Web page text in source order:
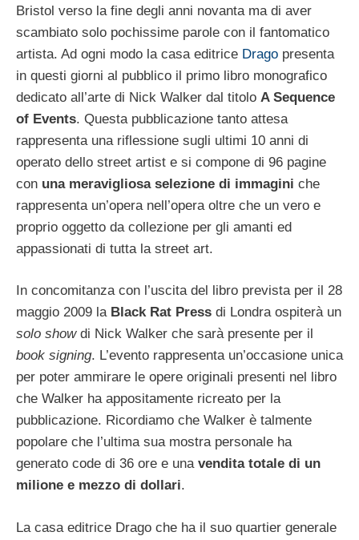
Bristol verso la fine degli anni novanta ma di aver
scambiato solo pochissime parole con il fantomatico
artista. Ad ogni modo la casa editrice Drago presenta
in questi giorni al pubblico il primo libro monografico
dedicato all’arte di Nick Walker dal titolo A Sequence
of Events. Questa pubblicazione tanto attesa
rappresenta una riflessione sugli ultimi 10 anni di
operato dello street artist e si compone di 96 pagine
con una meravigliosa selezione di immagini che
rappresenta un’opera nell’opera oltre che un vero e
proprio oggetto da collezione per gli amanti ed
appassionati di tutta la street art.
In concomitanza con l’uscita del libro prevista per il 28
maggio 2009 la Black Rat Press di Londra ospiterà un
solo showdi Nick Walker che sarà presente per il
book signing. L’evento rappresenta un’occasione unica
per poter ammirare le opere originali presenti nel libro
che Walker ha appositamente ricreato per la
pubblicazione. Ricordiamo che Walker è talmente
popolare che l’ultima sua mostra personale ha
generato code di 36 ore e una vendita totale di un
milione e mezzo di dollari.
La casa editrice Drago che ha il suo quartier generale